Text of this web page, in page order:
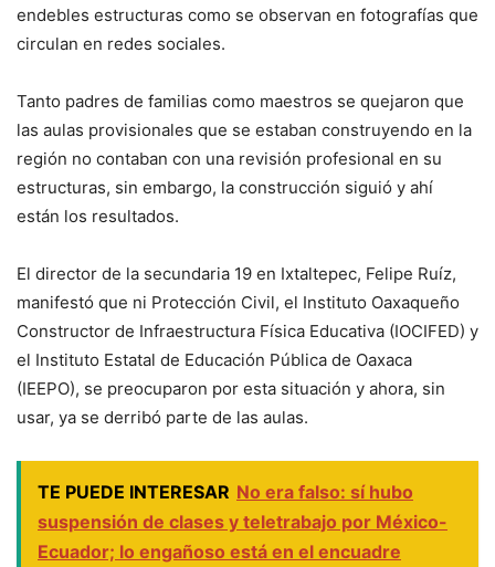
endebles estructuras como se observan en fotografías que
circulan en redes sociales.
Tanto padres de familias como maestros se quejaron que
las aulas provisionales que se estaban construyendo en la
región no contaban con una revisión profesional en su
estructuras, sin embargo, la construcción siguió y ahí
están los resultados.
El director de la secundaria 19 en Ixtaltepec, Felipe Ruíz,
manifestó que ni Protección Civil, el Instituto Oaxaqueño
Constructor de Infraestructura Física Educativa (IOCIFED) y
el Instituto Estatal de Educación Pública de Oaxaca
(IEEPO), se preocuparon por esta situación y ahora, sin
usar, ya se derribó parte de las aulas.
TE PUEDE INTERESAR No era falso: sí hubo
suspensión de clases y teletrabajo por México-
Ecuador; lo engañoso está en el encuadre